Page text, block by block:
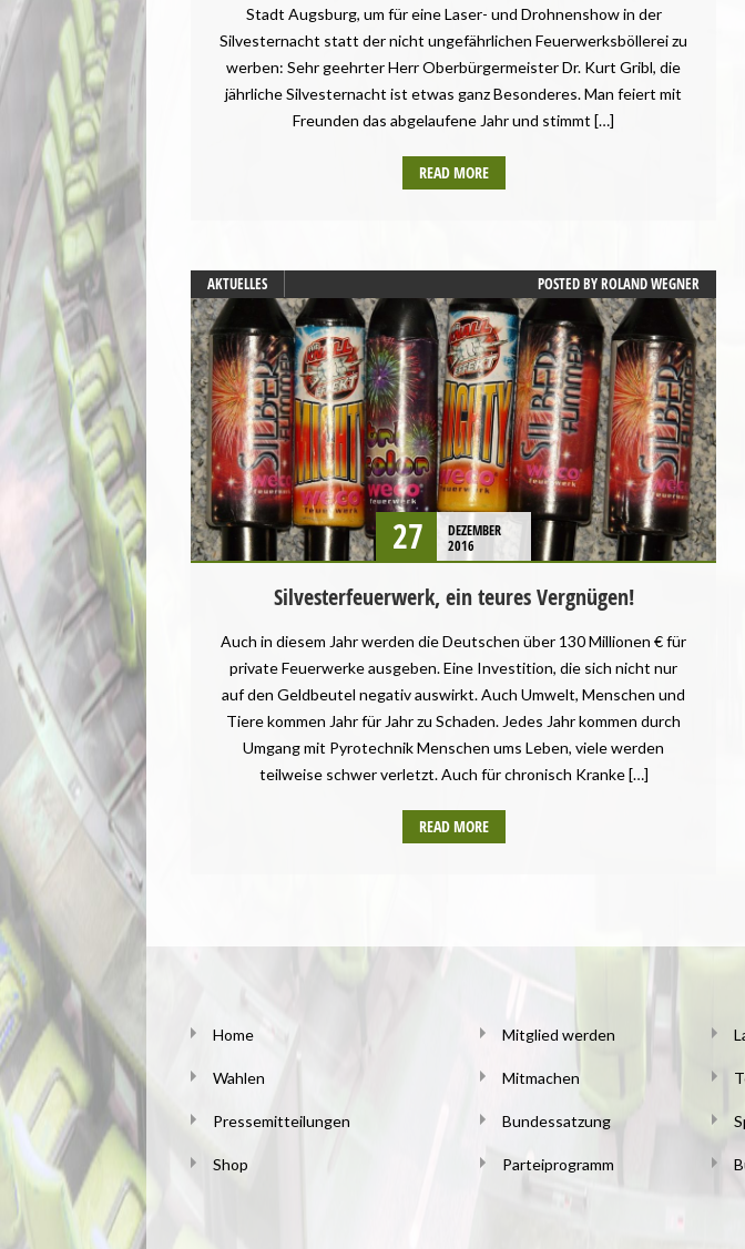
Stadt Augsburg, um für eine Laser- und Drohnenshow in der
Silvesternacht statt der nicht ungefährlichen Feuerwerksböllerei zu
werben: Sehr geehrter Herr Oberbürgermeister Dr. Kurt Gribl, die
jährliche Silvesternacht ist etwas ganz Besonderes. Man feiert mit
Freunden das abgelaufene Jahr und stimmt […]
READ MORE
AKTUELLES POSTED BYROLAND WEGNER
27
DEZEMBER
2016
Silvesterfeuerwerk, ein teures Vergnügen!
Auch in diesem Jahr werden die Deutschen über 130 Millionen € für
private Feuerwerke ausgeben. Eine Investition, die sich nicht nur
auf den Geldbeutel negativ auswirkt. Auch Umwelt, Menschen und
Tiere kommen Jahr für Jahr zu Schaden. Jedes Jahr kommen durch
Umgang mit Pyrotechnik Menschen ums Leben, viele werden
teilweise schwer verletzt. Auch für chronisch Kranke […]
READ MORE
Home
Wahlen
Pressemitteilungen
Shop
Mitglied werden
Mitmachen
Bundessatzung
Parteiprogramm